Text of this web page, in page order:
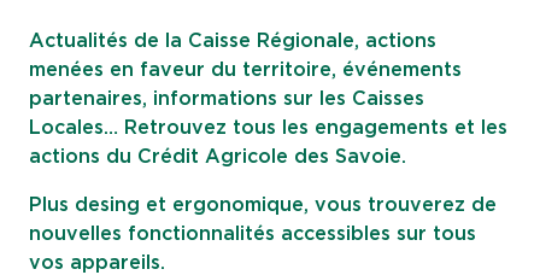
Actualités de la Caisse Régionale, actions
menées en faveur du territoire, événements
partenaires, informations sur les Caisses
Locales… Retrouvez tous les engagements et les
actions du Crédit Agricole des Savoie.
Plus desing et ergonomique, vous trouverez de
nouvelles fonctionnalités accessibles sur tous
vos appareils.